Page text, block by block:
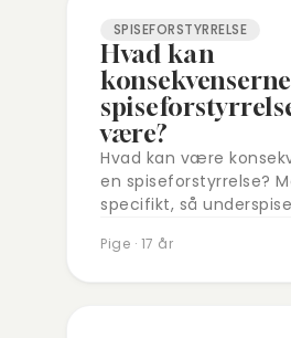
SPISEFORSTYRRELSE
Hvad kan
være?
Hvad kan være
en spiseforstyrrelse?
specifikt, så
1-2 gange hver måned -
Pige · 17 år